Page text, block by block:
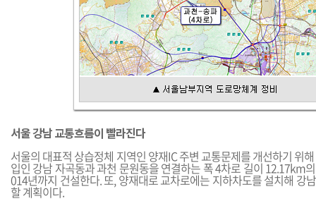
서울 강남 교통흐름이 빨라진다
서울의 대표적 상습정체 지역인 양재IC 주변 교통문제를 개선하기 위
입인 강남 자곡동과 과천 문원동을 연결하는 폭 4차로 길이 12.17km의
014년까지 건설한다. 또, 양재대로 교차로에는 지하차도를 설치해 강
할 계획이다.